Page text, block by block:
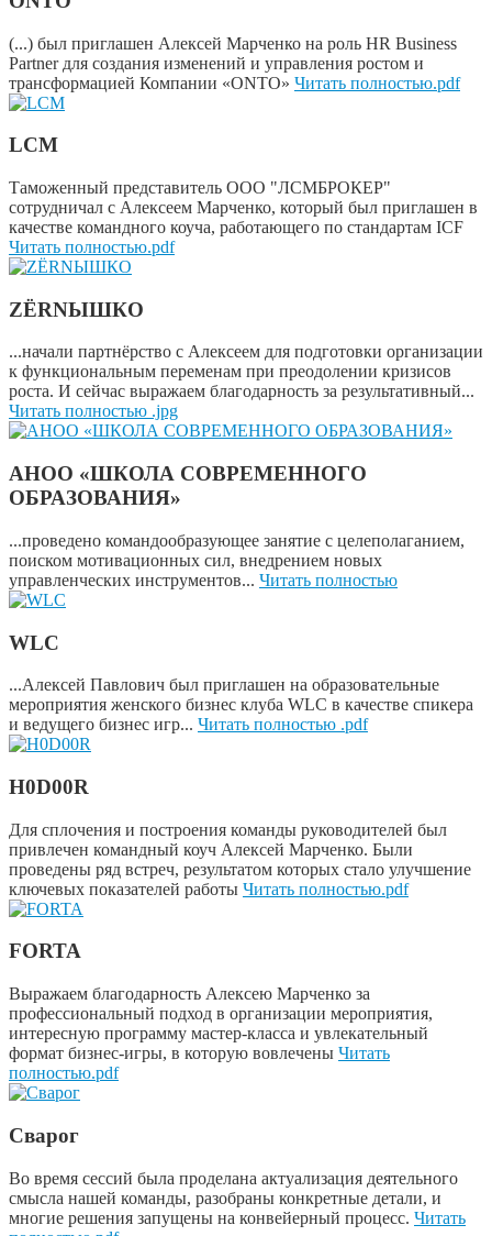
(...) был приглашен Алексей Марченко на роль HR Business
Partner для создания изменений и управления ростом и
трансформацией Компании «ONTO» Читать полностью.pdf
LCM
Таможенный представитель ООО "ЛСМБРОКЕР"
сотрудничал с Алексеем Марченко, который был приглашен в
качестве командного коуча, работающего по стандартам ICF
Читать полностью.pdf
ZËRNЫШКО
...начали партнёрство с Алексеем для подготовки организации
к функциональным переменам при преодолении кризисов
роста. И сейчас выражаем благодарность за результативный...
Читать полностью .jpg
АНОО «ШКОЛА СОВРЕМЕННОГО
ОБРАЗОВАНИЯ»
...проведено командообразующее занятие с целеполаганием,
поиском мотивационных сил, внедрением новых
управленческих инструментов... Читать полностью
WLC
...Алексей Павлович был приглашен на образовательные
мероприятия женского бизнес клуба WLC в качестве спикера
и ведущего бизнес игр... Читать полностью .pdf
H0D00R
Для сплочения и построения команды руководителей был
привлечен командный коуч Алексей Марченко. Были
проведены ряд встреч, результатом которых стало улучшение
ключевых показателей работы Читать полностью.pdf
FORTA
Выражаем благодарность Алексею Марченко за
профессиональный подход в организации мероприятия,
интересную программу мастер-класса и увлекательный
формат бизнес-игры, в которую вовлечены Читать
полностью.pdf
Сварог
Во время сессий была проделана актуализация деятельного
смысла нашей команды, разобраны конкретные детали, и
многие решения запущены на конвейерный процесс. Читать